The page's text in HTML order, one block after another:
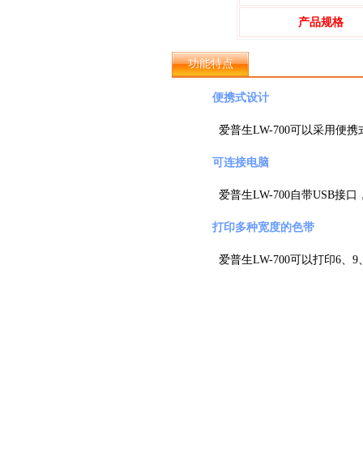
产品规格
功能特点
便携式设计
爱普生LW-700可以采用便
可连接电脑
爱普生LW-700自带USB接
打印多种宽度的色带
爱普生LW-700可以打印6、